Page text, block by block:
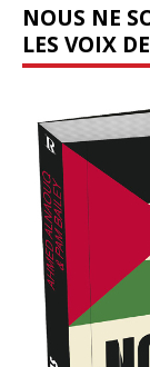
NOUS NE
LES VOIX